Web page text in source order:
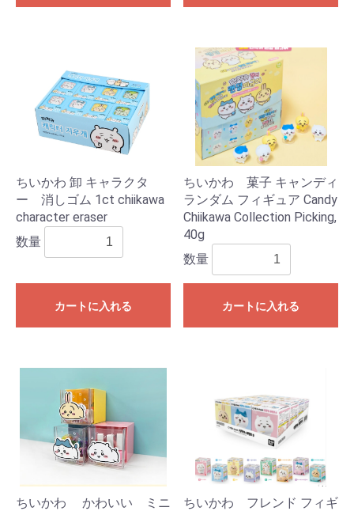
ちいかわ 卸 キャラクタ
ー 消しゴム 1ct chiikawa
character eraser
数量
カートに入れる
ちいかわ 菓子 キャンディ
ランダム フィギュア Candy
Chiikawa Collection Picking,
40g
数量
カートに入れる
ちいかわ かわいい ミニ
ちいかわ フレンド フィギ